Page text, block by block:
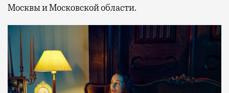
Москвы и Московской области.